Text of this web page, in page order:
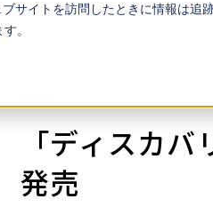
サイトを訪問したときに情報は追
。
「ディスカ
発売